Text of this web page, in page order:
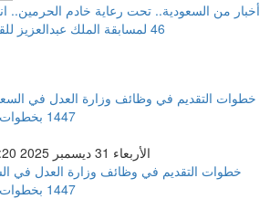
أخبار من السعودية.. تحت رعاية خادم الحرمين..
46 لمسابقة الملك عبدالعزيز للقرآن الكريم غدًا
الأربعاء 31 ديسمبر 2025 08:20 مساءً
خطوات التقديم في وظائف وزارة العدل في
1447 بخطوات بسيطة وسهلة